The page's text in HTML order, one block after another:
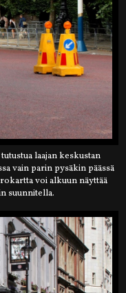
laajan keskustan
vain parin pysäkin päässä
voi alkuun näyttää
suunnitella.